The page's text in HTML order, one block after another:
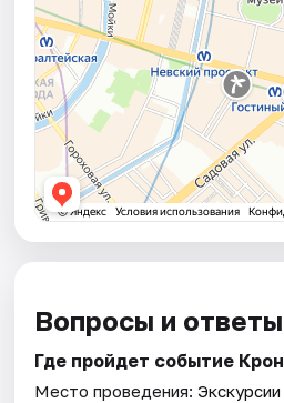
Вопросы и ответы
Где пройдет событие
Место проведения: